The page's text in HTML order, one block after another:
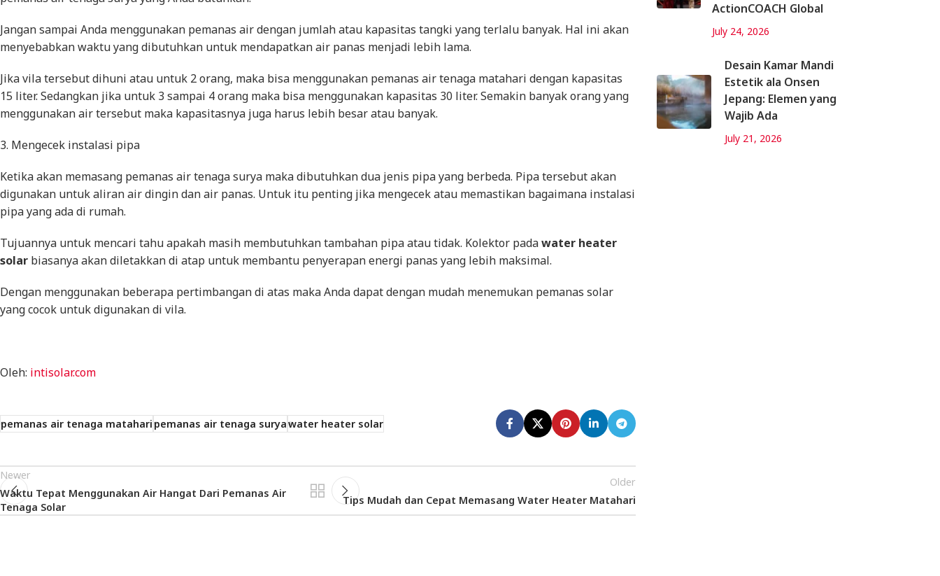
Jangan sampai Anda menggunakan pemanas air dengan jumlah atau kapasitas tangki yang terlalu banyak. Hal ini akan
menyebabkan waktu yang dibutuhkan untuk mendapatkan air panas menjadi lebih lama.
Jika vila tersebut dihuni atau untuk 2 orang, maka bisa menggunakan pemanas air tenaga matahari dengan kapasitas
15 liter. Sedangkan jika untuk 3 sampai 4 orang maka bisa menggunakan kapasitas 30 liter. Semakin banyak orang yang
menggunakan air tersebut maka kapasitasnya juga harus lebih besar atau banyak.
3. Mengecek instalasi pipa
Ketika akan memasang pemanas air tenaga surya maka dibutuhkan dua jenis pipa yang berbeda. Pipa tersebut akan
digunakan untuk aliran air dingin dan air panas. Untuk itu penting jika mengecek atau memastikan bagaimana instalasi
pipa yang ada di rumah.
Tujuannya untuk mencari tahu apakah masih membutuhkan tambahan pipa atau tidak. Kolektor padawater heater
solar biasanya akan diletakkan di atap untuk membantu penyerapan energi panas yang lebih maksimal.
Dengan menggunakan beberapa pertimbangan di atas maka Anda dapat dengan mudah menemukan pemanas solar
yang cocok untuk digunakan di vila.
Oleh: intisolar.com
pemanas air tenaga mataharipemanas air tenaga suryawater heater solar
Newer
Waktu Tepat Menggunakan Air Hangat Dari Pemanas Air
Tenaga Solar
Older
Tips Mudah dan Cepat Memasang Water Heater Matahari
ActionCOACH Global
July 24, 2026
Desain Kamar Mandi
Estetik ala Onsen
Jepang: Elemen yang
Wajib Ada
July 21, 2026